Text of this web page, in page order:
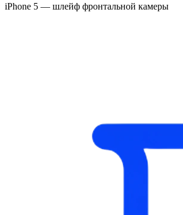
iPhone 5 — шлейф фронтальной камеры